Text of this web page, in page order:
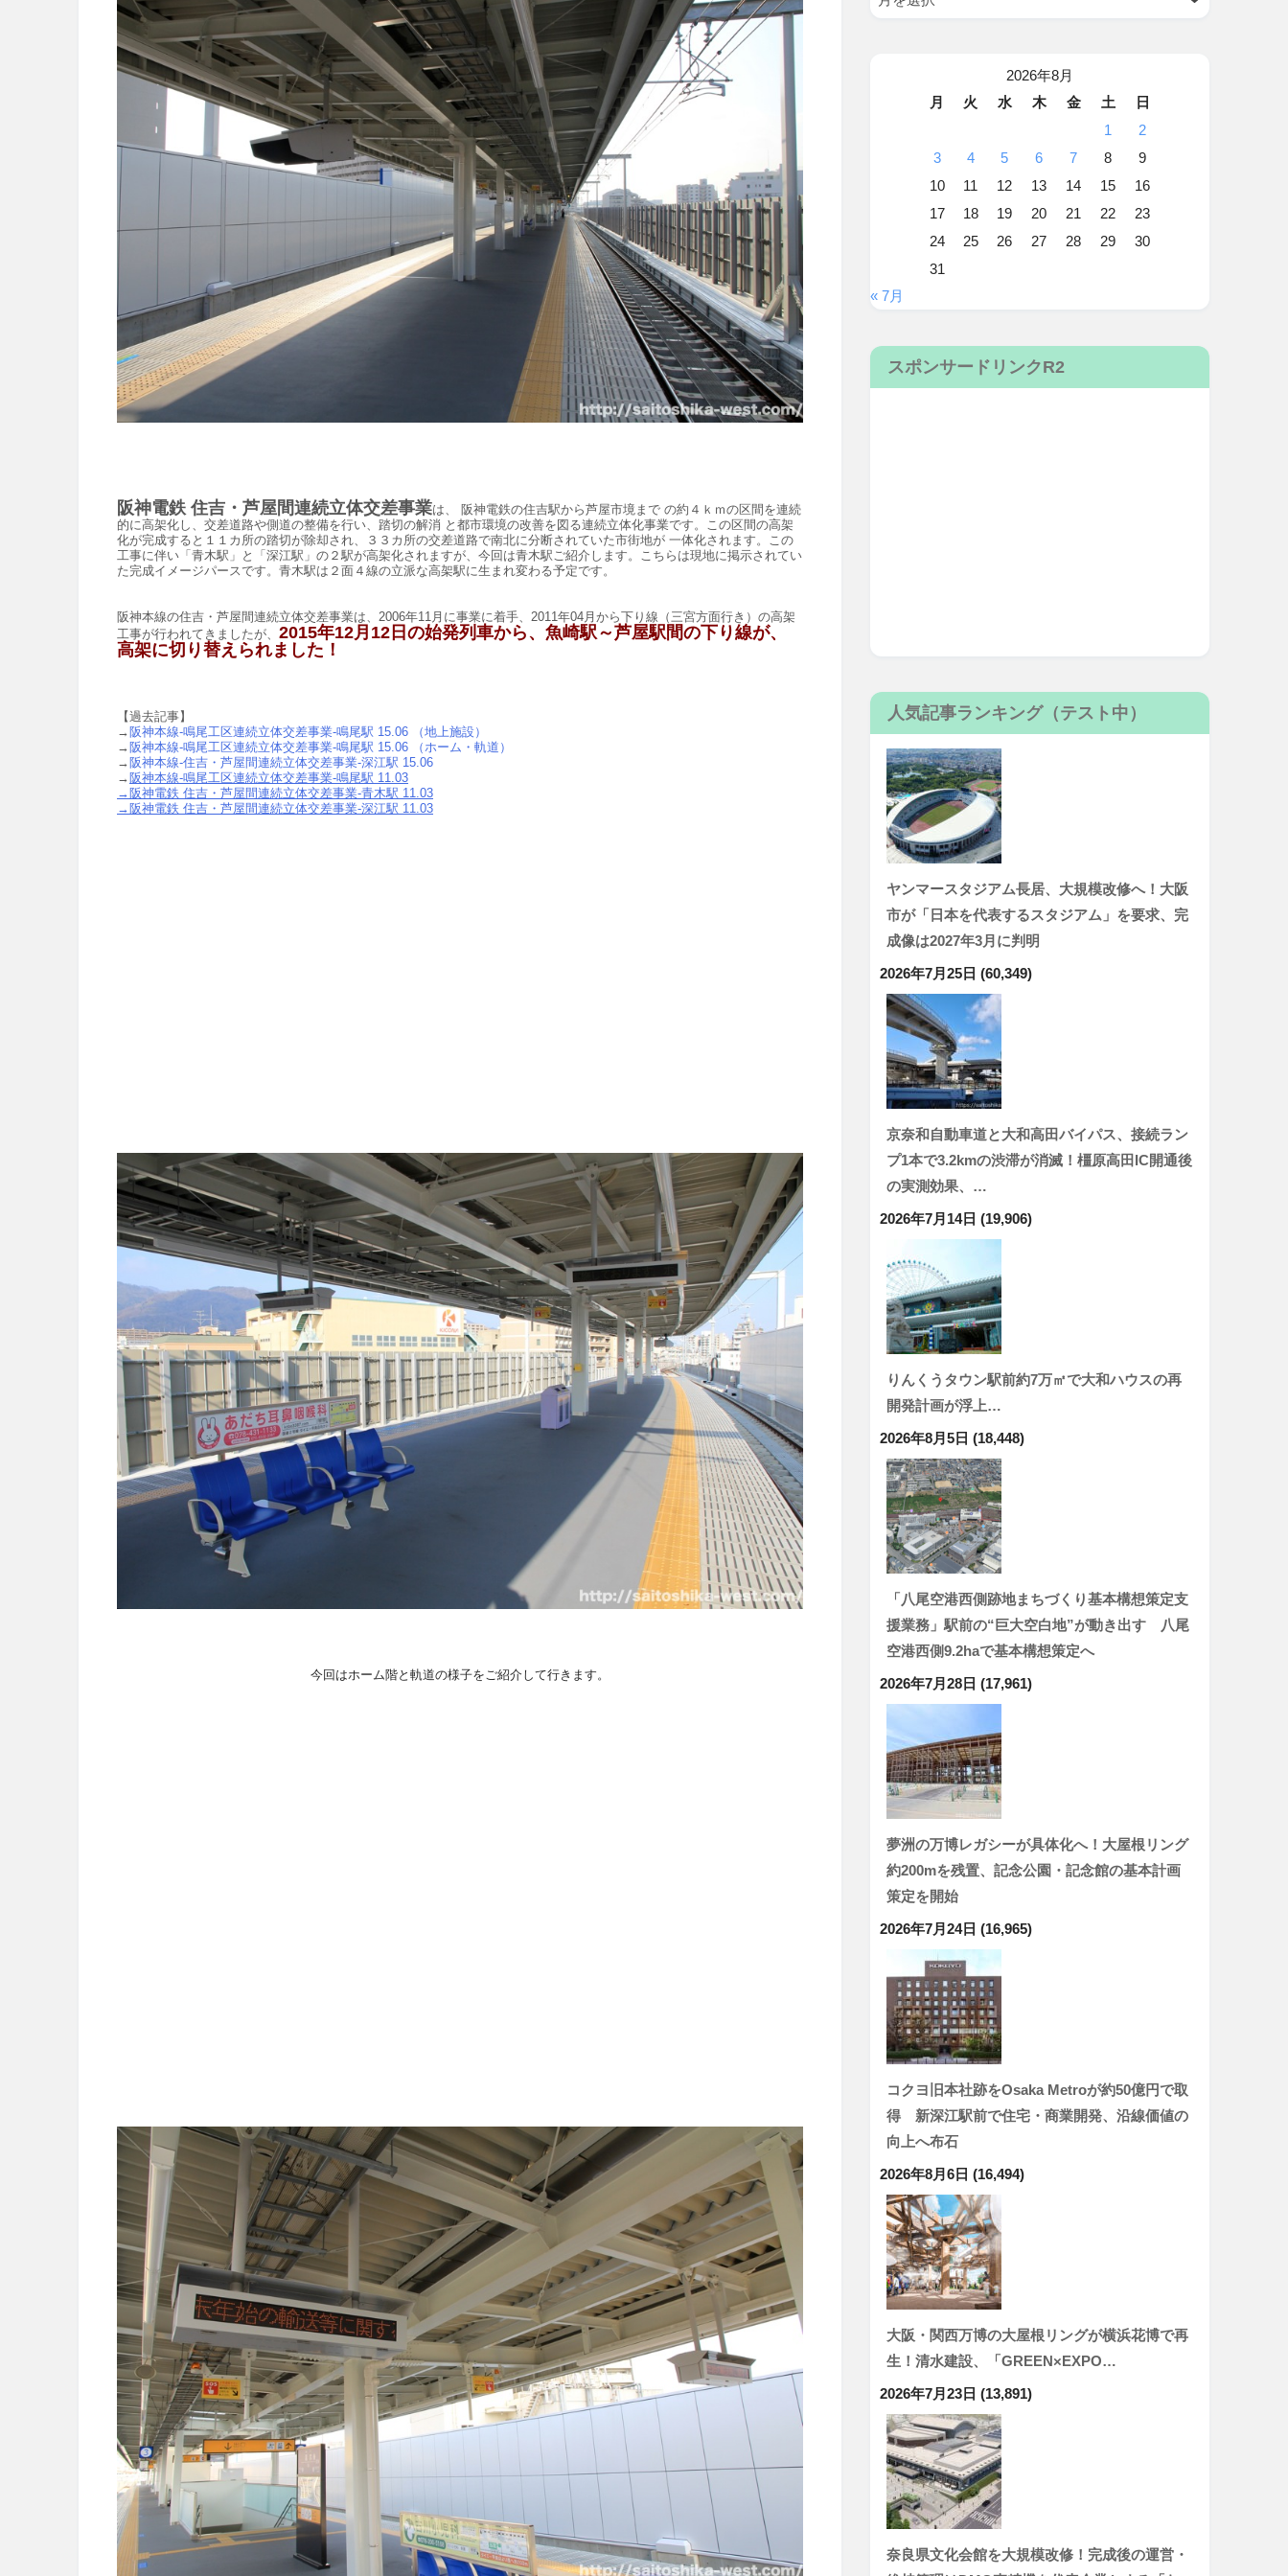
阪神電鉄 住吉・芦屋間連続立体交差事業は、 阪神電鉄の住吉駅から芦屋市境まで の約４ｋｍの区間を連続
的に高架化し、交差道路や側道の整備を行い、踏切の解消 と都市環境の改善を図る連続立体化事業です。この区間の高架
化が完成すると１１カ所の踏切が除却され、３３カ所の交差道路で南北に分断されていた市街地が 一体化されます。
この
工事に伴い「青木駅」と「深江駅」の２駅が高架化されますが、今回は青木駅ご紹介します。こちらは現地に掲示されてい
た完成イメージパースです。青木駅は２面４線の立派な高架駅に生まれ変わる予定です。
阪神本線の住吉・芦屋間連続立体交差事業は、2006年11月に事業に着手、2011年04月から下り線（三宮方面行き）の高架
工事が行われてきましたが、 2015年12月12日の始発列車から、魚崎駅～芦屋駅間の下り線が、
高架に切り替えられました！
【過去記事】
→ 阪神本線-鳴尾工区連続立体交差事業-鳴尾駅 15.06 （地上施設）
→ 阪神本線-鳴尾工区連続立体交差事業-鳴尾駅 15.06 （ホーム・軌道）
→ 阪神本線-住吉・芦屋間連続立体交差事業-深江駅 15.06
→ 阪神本線-鳴尾工区連続立体交差事業-鳴尾駅 11.03
→阪神電鉄 住吉・芦屋間連続立体交差事業-青木駅 11.03
→阪神電鉄 住吉・芦屋間連続立体交差事業-深江駅 11.03
今回はホーム階と軌道の様子をご紹介して行きます。
2026年8月
月
火 水 木 金 土
日
1
2
3
4 5 6 7 8
9
10
11 12 13 14 15
16
17
18 19 20 21 22
23
24
25 26 27 28 29
30
31
« 7月
スポンサードリンクR2
人気記事ランキング（テスト中）
ヤンマースタジアム長居、大規模改修へ！大阪
市が「日本を代表するスタジアム」を要求、完
成像は2027年3月に判明
2026年7月25日 (60,349)
京奈和自動車道と大和高田バイパス、接続ラン
プ1本で3.2kmの渋滞が消滅！橿原高田IC開通後
の実測効果、…
2026年7月14日 (19,906)
りんくうタウン駅前約7万㎡で大和ハウスの再
開発計画が浮上…
2026年8月5日 (18,448)
「八尾空港西側跡地まちづくり基本構想策定支
援業務」駅前の“巨大空白地”が動き出す 八尾
空港西側9.2haで基本構想策定へ
2026年7月28日 (17,961)
夢洲の万博レガシーが具体化へ！大屋根リング
約200mを残置、記念公園・記念館の基本計画
策定を開始
2026年7月24日 (16,965)
コクヨ旧本社跡をOsaka Metroが約50億円で取
得 新深江駅前で住宅・商業開発、沿線価値の
向上へ布石
2026年8月6日 (16,494)
大阪・関西万博の大屋根リングが横浜花博で再
生！清水建設、「GREEN×EXPO…
2026年7月23日 (13,891)
奈良県文化会館を大規模改修！完成後の運営・